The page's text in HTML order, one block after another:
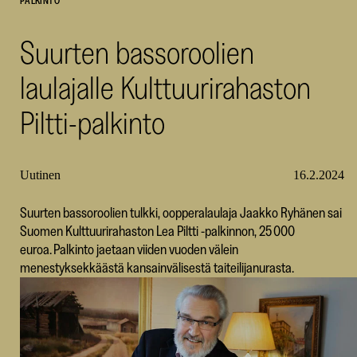
Suurten bassoroolien
laulajalle Kulttuurirahaston
Piltti-palkinto
Uutinen 16.2.2024
Suurten bassoroolien tulkki, oopperalaulaja Jaakko Ryhänen sai
Suomen Kulttuurirahaston Lea Piltti -palkinnon, 25 000
euroa. Palkinto jaetaan viiden vuoden välein
menestyksekkäästä kansainvälisestä taiteilijanurasta.